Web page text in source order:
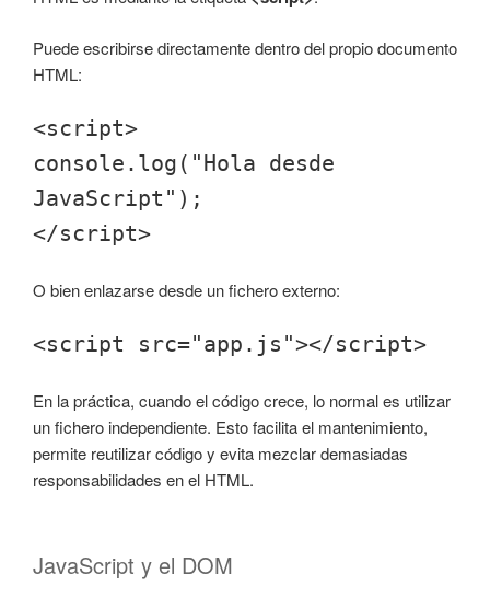
Puede escribirse directamente dentro del propio documento
HTML:
<script>
console.log("Hola desde
JavaScript");
</script>
O bien enlazarse desde un fichero externo:
<script src="app.js"></script>
En la práctica, cuando el código crece, lo normal es utilizar
un fichero independiente. Esto facilita el mantenimiento,
permite reutilizar código y evita mezclar demasiadas
responsabilidades en el HTML.
JavaScript y el DOM